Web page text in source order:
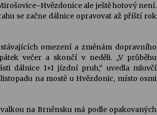
ale ještě hotový není.
se začne dálnice opravovat až příští rok
omezení a změnám dopravního
večer a skončí v neděli. „V průběhu
dálnice 1+1 jízdní pruh,“ uvedla mluvčí
na mostě u Hvězdonic, místo osmi
na Brněnsku má podle opakovaných